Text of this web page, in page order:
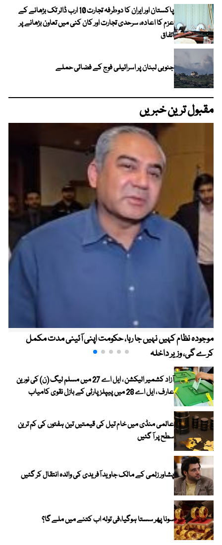
پاکستان اور ایران کا دوطرفہ تجارت 10 ارب ڈالر تک بڑھانے کے
عزم کا اعادہ، سرحدی تجارت اور کان کنی میں تعاون بڑھانے پر
اتفاق
جنوبی لبنان پر اسرائیلی فوج کے فضائی حملے
مقبول ترین خبریں
موجودہ نظام کہیں نہیں جا رہا، حکومت اپنی آئینی مدت مکمل
کرے گی، وزیر داخلہ
آزاد کشمیر الیکشن ، ایل اے 27 میں مسلم لیگ (ن) کی نورین
عارف ، ایل اے 28 میں پیپلز پارٹی کے بازل نقوی کامیاب
عالمی منڈی میں خام تیل کی قیمتیں تین ہفتوں کی کم ترین
سطح پر آ گئیں
پشاور زلمی کے مالک جاوید آفریدی کی والدہ انتقال کر گئیں
سونا پھر سستا ہوگیا،فی تولہ اب کتنے میں ملے گا؟